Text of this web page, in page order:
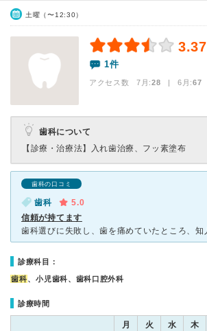
土曜（〜12:30）
3.37
1件
アクセス数 7月:28 | 6月:67
歯科について
【診療・治療法】
入れ歯治療、フッ素塗布
歯科の口コミ
歯科
5.0
信頼が持てます
診療科目：
歯科、小児歯科、歯科口腔外科
診療時間
月 火 水 木